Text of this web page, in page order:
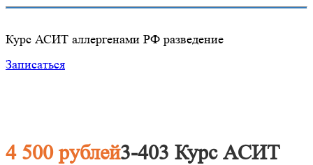
Курс АСИТ аллергенами РФ разведение
Записаться
3-403 Курс АСИТ
4 500 рублей